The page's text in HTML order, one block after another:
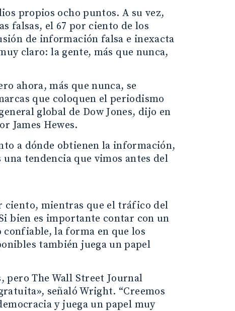
propios ocho puntos. A su vez,
falsas, el 67 por ciento de los
de información falsa e inexacta
claro: la gente, más que nunca,
ahora, más que nunca, se
que coloquen el periodismo
global de Dow Jones, dijo en
James Hewes.
a dónde obtienen la información,
tendencia que vimos antes del
ciento, mientras que el tráfico del
bien es importante contar con un
la forma en que los
también juega un papel
pero The Wall Street Journal
señaló Wright. “Creemos
y juega un papel muy